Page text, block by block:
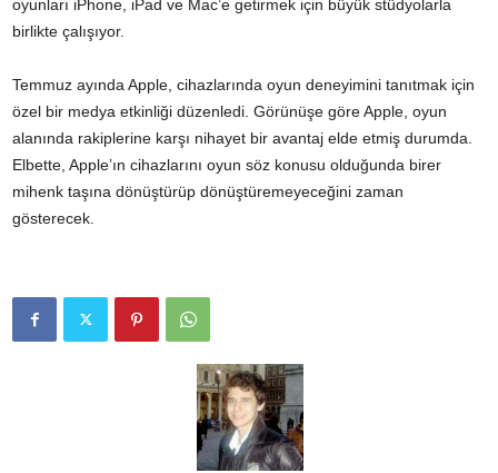
oyunları iPhone, iPad ve Mac’e getirmek için büyük stüdyolarla
birlikte çalışıyor.
Temmuz ayında Apple, cihazlarında oyun deneyimini tanıtmak için
özel bir medya etkinliği düzenledi. Görünüşe göre Apple, oyun
alanında rakiplerine karşı nihayet bir avantaj elde etmiş durumda.
Elbette, Apple’ın cihazlarını oyun söz konusu olduğunda birer
mihenk taşına dönüştürüp dönüştüremeyeceğini zaman
gösterecek.